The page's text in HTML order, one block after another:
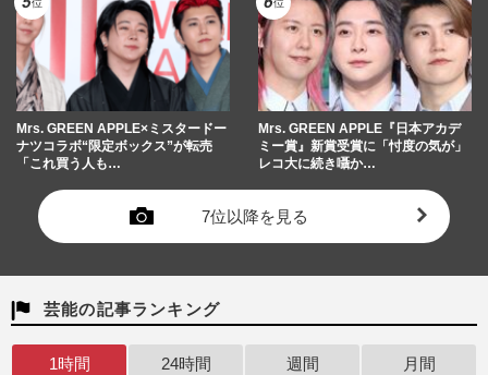
Mrs. GREEN APPLE×ミスタードー
ナツコラボ“限定ボックス”が転売
「これ買う人も…
Mrs. GREEN APPLE『日本アカデ
ミー賞』新賞受賞に「忖度の気が」
レコ大に続き囁か…
7位以降を見る
芸能の記事ランキング
1時間 24時間 週間 月間